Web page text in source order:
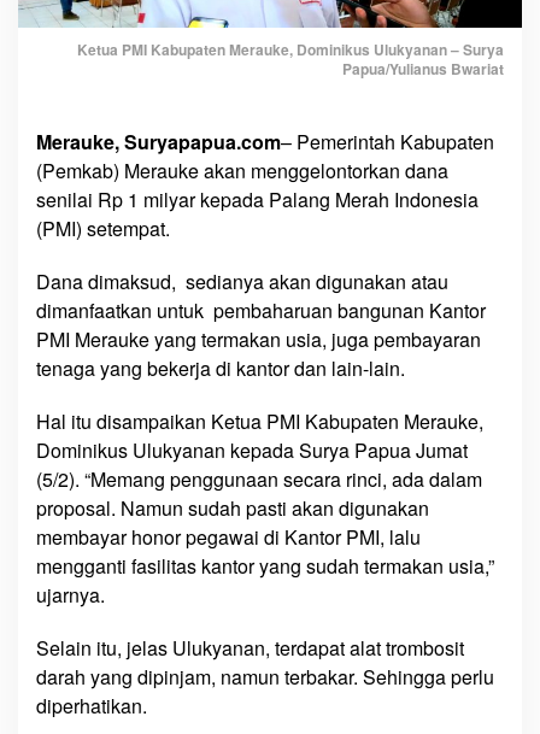
a
n
l
o
t
k
a
n
D
n
a
1
M
i
l
r
Ketua PMI Kabupaten Merauke, Dominikus Ulukyanan – Surya
Papua/Yulianus Bwariat
Merauke, Suryapapua.com– Pemerintah Kabupaten
(Pemkab) Merauke akan menggelontorkan dana
senilai Rp 1 milyar kepada Palang Merah Indonesia
(PMI) setempat.
Dana dimaksud, sedianya akan digunakan atau
dimanfaatkan untuk pembaharuan bangunan Kantor
PMI Merauke yang termakan usia, juga pembayaran
tenaga yang bekerja di kantor dan lain-lain.
Hal itu disampaikan Ketua PMI Kabupaten Merauke,
Dominikus Ulukyanan kepada Surya Papua Jumat
(5/2). “Memang penggunaan secara rinci, ada dalam
proposal. Namun sudah pasti akan digunakan
membayar honor pegawai di Kantor PMI, lalu
mengganti fasilitas kantor yang sudah termakan usia,”
ujarnya.
Selain itu, jelas Ulukyanan, terdapat alat trombosit
darah yang dipinjam, namun terbakar. Sehingga perlu
diperhatikan.